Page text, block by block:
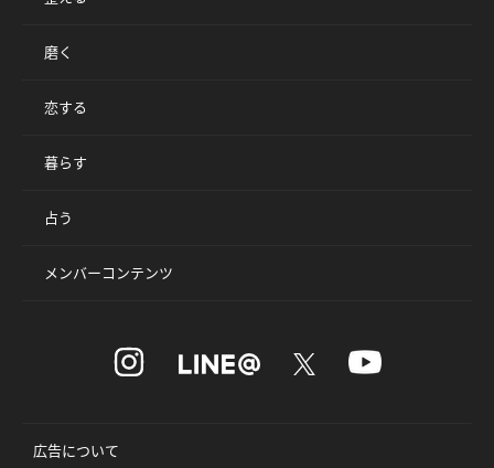
磨く
恋する
暮らす
占う
メンバーコンテンツ
広告について